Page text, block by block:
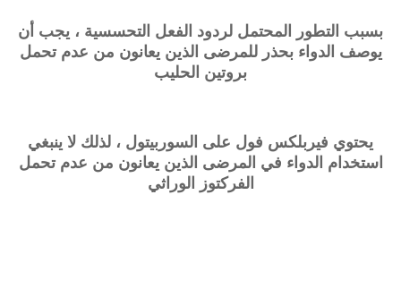
بسبب التطور المحتمل لردود الفعل التحسسية ، يجب أن
يوصف الدواء بحذر للمرضى الذين يعانون من عدم تحمل
بروتين الحليب
يحتوي فيربلكس فول على السوربيتول ، لذلك لا ينبغي
استخدام الدواء في المرضى الذين يعانون من عدم تحمل
الفركتوز الوراثي